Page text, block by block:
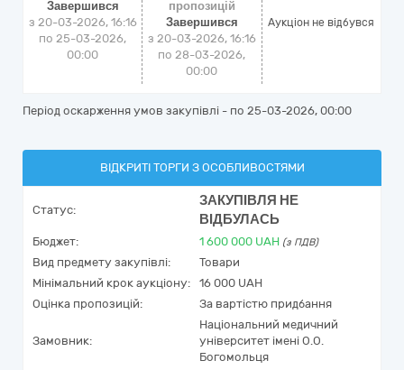
Завершився
з 20-03-2026, 16:16
по 25-03-2026,
00:00
пропозицій
Завершився
з 20-03-2026, 16:16
по 28-03-2026,
00:00
Аукціон не відбувся
Період оскарження умов закупівлі - по 25-03-2026, 00:00
ВІДКРИТІ ТОРГИ З ОСОБЛИВОСТЯМИ
Статус:
ЗАКУПІВЛЯ НЕ
ВІДБУЛАСЬ
Бюджет: 1 600 000 UAH (з ПДВ)
Вид предмету закупівлі:
Товари
Мінімальний крок аукціону:
16 000 UAH
Оцінка пропозицій:
За вартістю придбання
Замовник:
Національний медичний
університет імені О.О.
Богомольця